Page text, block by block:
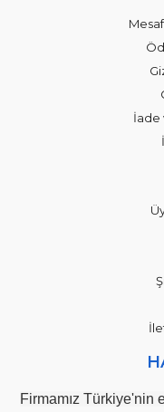
İade
Firmamız Türkiye'nin